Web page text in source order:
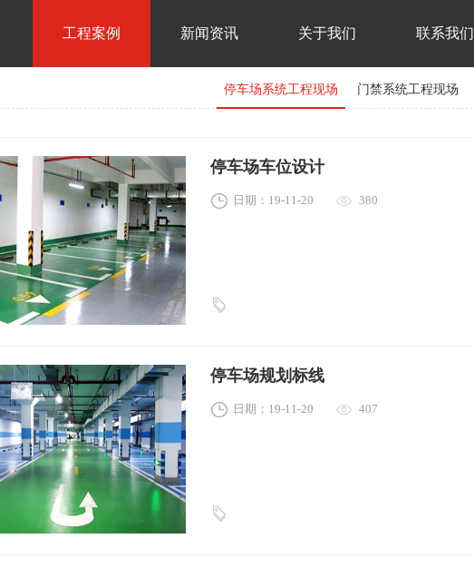
工程案例 新闻资讯 关于我们 联系我们
门禁系统工程现场
停车场系统工程现场
停车场车位设计
日期：19-11-20 380
停车场规划标线
日期：19-11-20 407